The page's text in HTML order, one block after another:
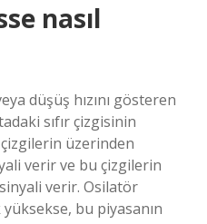
nasıl
düşüş hızını gösteren
sıfır çizgisinin
üzerinden
verir ve bu çizgilerin
verir. Osilatör
bu piyasanın